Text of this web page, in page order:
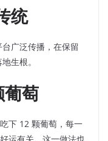
统
广泛传播，在保留
生根。
葡萄
下 12 颗葡萄，每一
运有关。这一做法也